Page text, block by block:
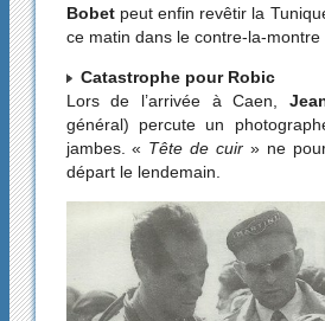
Bobetpeut enfin revêtir la
ce matin dans le contre-la-montre
Catastrophe pour Robic
Lors de l’arrivée à Caen,
général) percute un
jambes. « Tête de cuir » ne
départ le lendemain.